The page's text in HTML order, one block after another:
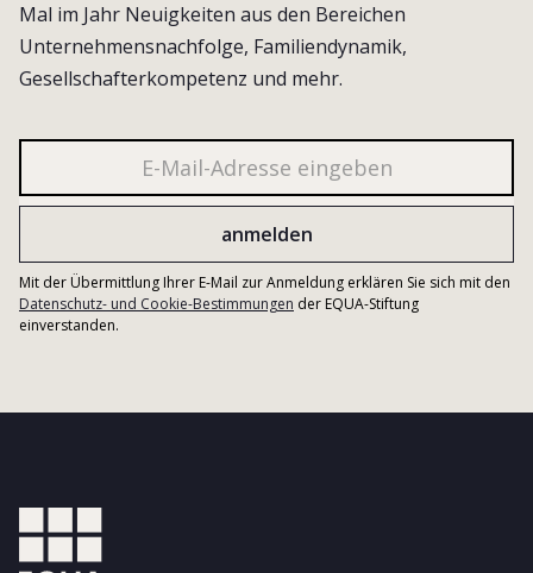
Mal im Jahr Neuigkeiten aus den Bereichen
Unternehmensnachfolge, Familiendynamik,
Gesellschafterkompetenz und mehr.
Mit der Übermittlung Ihrer E-Mail zur Anmeldung erklären Sie sich mit den
Datenschutz- und Cookie-Bestimmungen der EQUA-Stiftung
einverstanden.